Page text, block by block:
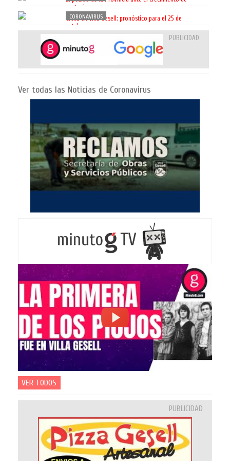
contagios
CORONAVIRUS
Clima en Villa Gesell: pronóstico para el 25 de
octubre
PUBLICIDAD
Ver todas las Noticias de Coronavirus
VER TODOS
PUBLICIDAD